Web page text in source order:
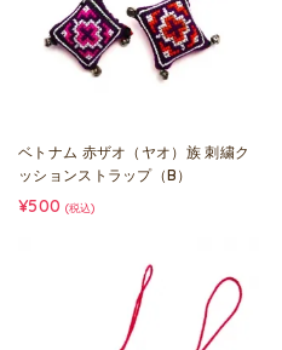
ベトナム 赤ザオ（ヤオ）族 刺繍ク
ッションストラップ（B）
¥500 (税込)